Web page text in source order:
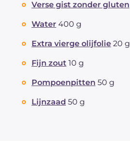
Verse gist zonder gluten
Water 400 g
Extra vierge olijfolie 20 g
Fijn zout 10 g
Pompoenpitten 50 g
Lijnzaad 50 g